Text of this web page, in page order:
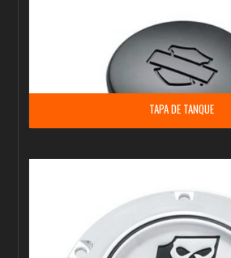
TAPA DE TANQUE